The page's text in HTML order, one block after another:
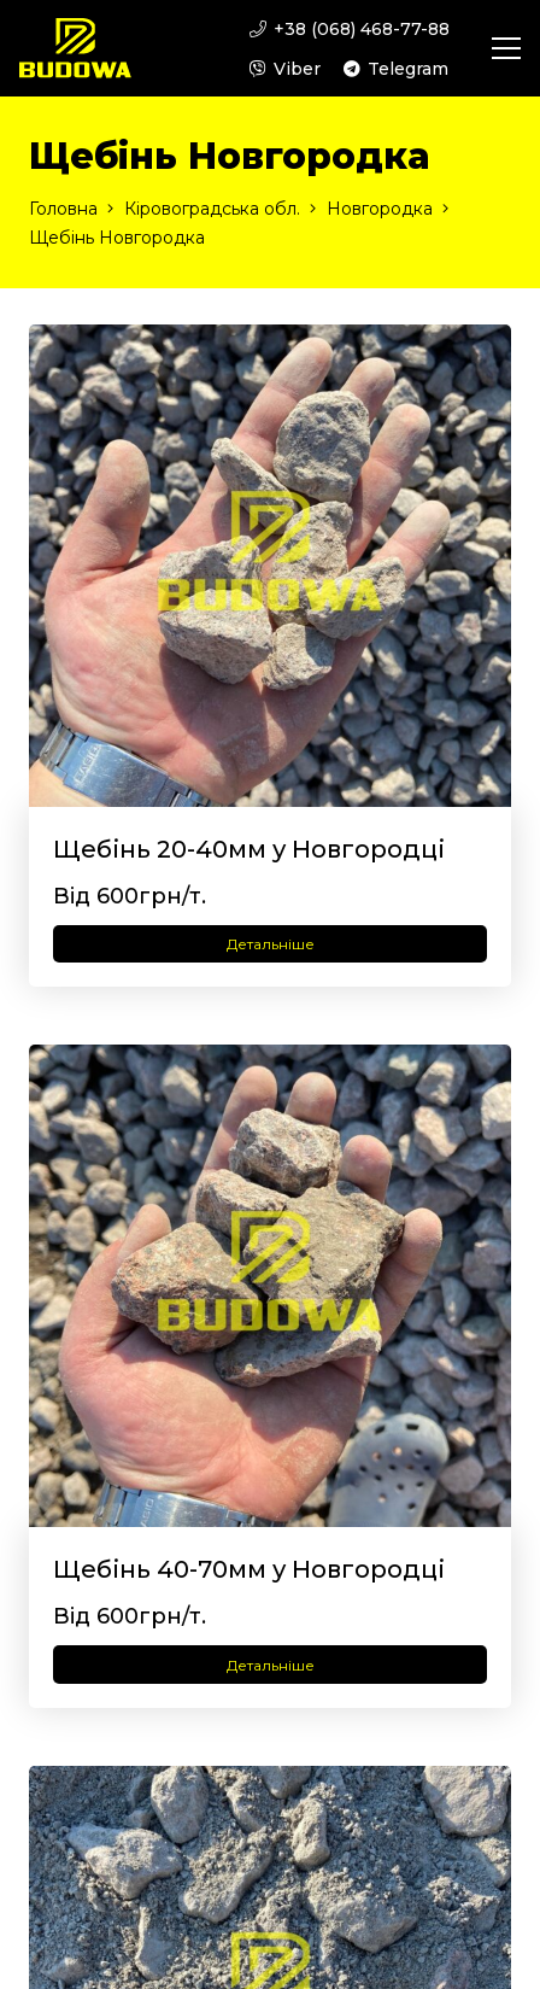
+38 (068) 468-77-88
Viber
Telegram
Щебінь Новгородка
Головна Кіровоградська обл.
Новгородка
Щебінь Новгородка
Щебінь 20-40мм у Новгородці
Від 600грн/т.
Детальніше
Щебінь 40-70мм у Новгородці
Від 600грн/т.
Детальніше